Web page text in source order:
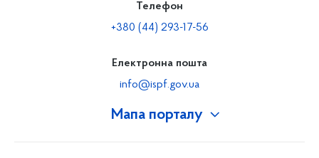
Мапа порталу
Телефон
+380 (44) 293-17-56
Електронна пошта
info@ispf.gov.ua